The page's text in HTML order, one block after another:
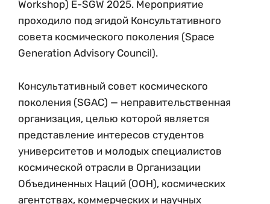
Workshop) E-SGW 2025. Мероприятие
проходило под эгидой Консультативного
совета космического поколения (Space
Generation Advisory Council).
Консультативный совет космического
поколения (SGAC) — неправительственная
организация, целью которой является
представление интересов студентов
университетов и молодых специалистов
космической отрасли в Организации
Объединенных Наций (ООН), космических
агентствах, коммерческих и научных